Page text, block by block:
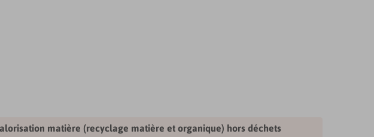
matière (recyclage matière et organique) hors déchets